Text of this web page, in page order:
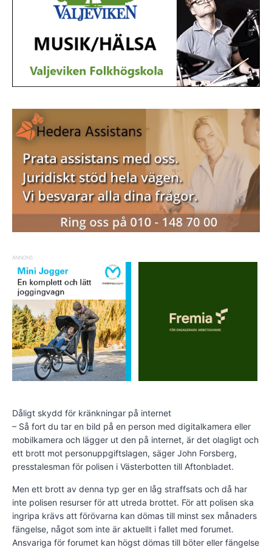
ANNONS
Dåligt skydd för kränkningar på internet
– Så fort du tar en bild på en person med digitalkamera eller
mobilkamera och lägger ut den på internet, är det olagligt och
ett brott mot personuppgiftslagen, säger John Forsberg,
presstalesman för polisen i Västerbotten till Aftonbladet.
Men ett brott av denna typ ger en låg straffsats och då har
inte polisen resurser för att utreda brottet. För att polisen ska
ingripa krävs att förövarna kan dömas till minst sex månaders
fängelse, något som inte är aktuellt i fallet med forumet.
Ansvariga för forumet kan högst dömas till böter eller fängelse